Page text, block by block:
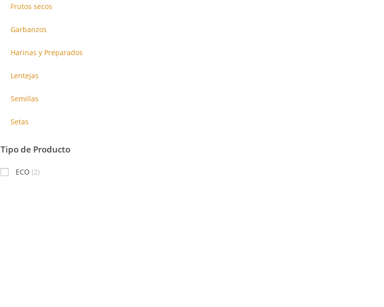
Frutos secos
Garbanzos
Harinas y Preparados
Lentejas
Semillas
Setas
Tipo de Producto
ECO (2)